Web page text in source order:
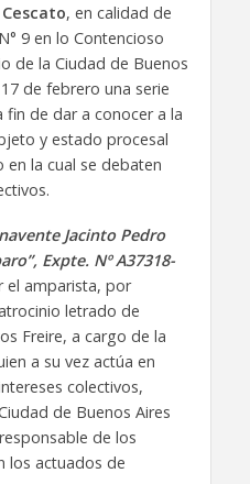
, en calidad de
9 en lo Contencioso
de la Ciudad de Buenos
de febrero una serie
de dar a conocer a la
y estado procesal
la cual se debaten
Jacinto Pedro
Expte. Nº A37318-
el amparista, por
letrado de
Freire, a cargo de la
a su vez actúa en
colectivos,
de Buenos Aires
de los
los actuados de